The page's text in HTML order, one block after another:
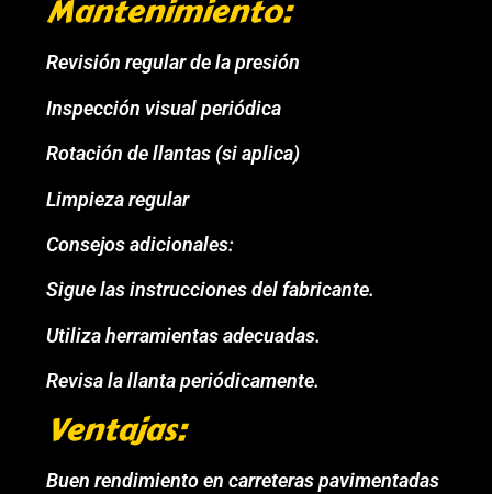
Mantenimiento:
Revisión regular de la presión
Inspección visual periódica
Rotación de llantas (si aplica)
Limpieza regular
Consejos adicionales:
Sigue las instrucciones del fabricante.
Utiliza herramientas adecuadas.
Revisa la llanta periódicamente.
Ventajas:
Buen rendimiento en carreteras pavimentadas